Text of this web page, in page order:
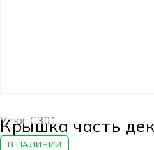
Утюг C301
Крышка часть
В НАЛИЧИИ